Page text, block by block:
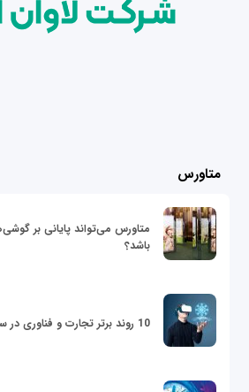
متاورس
متاورس می‌تواند پایانی بر
باشد؟
10 روند برتر تجارت و فناوری در سال 2022